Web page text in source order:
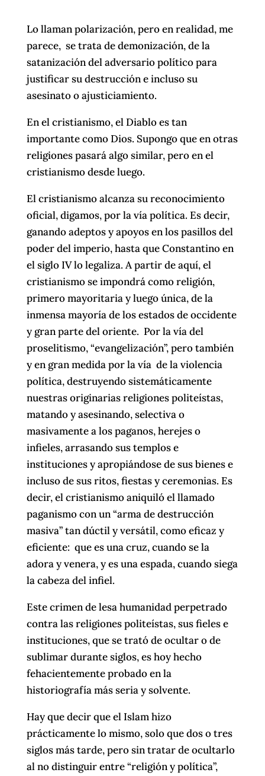
Lo llaman polarización, pero en realidad, me
parece, se trata de demonización, de la
satanización del adversario político para
justificar su destrucción e incluso su
asesinato o ajusticiamiento.
En el cristianismo, el Diablo es tan
importante como Dios. Supongo que en otras
religiones pasará algo similar, pero en el
cristianismo desde luego.
El cristianismo alcanza su reconocimiento
oficial, digamos, por la vía política. Es decir,
ganando adeptos y apoyos en los pasillos del
poder del imperio, hasta que Constantino en
el siglo IV lo legaliza. A partir de aquí, el
cristianismo se impondrá como religión,
primero mayoritaria y luego única, de la
inmensa mayoría de los estados de occidente
y gran parte del oriente. Por la vía del
proselitismo, “evangelización”, pero también
y en gran medida por la vía de la violencia
política, destruyendo sistemáticamente
nuestras originarias religiones politeístas,
matando y asesinando, selectiva o
masivamente a los paganos, herejes o
infieles, arrasando sus templos e
instituciones y apropiándose de sus bienes e
incluso de sus ritos, fiestas y ceremonias. Es
decir, el cristianismo aniquiló el llamado
paganismo con un “arma de destrucción
masiva” tan dúctil y versátil, como eficaz y
eficiente: que es una cruz, cuando se la
adora y venera, y es una espada, cuando siega
la cabeza del infiel.
Este crimen de lesa humanidad perpetrado
contra las religiones politeístas, sus fieles e
instituciones, que se trató de ocultar o de
sublimar durante siglos, es hoy hecho
fehacientemente probado en la
historiografía más seria y solvente.
Hay que decir que el Islam hizo
prácticamente lo mismo, solo que dos o tres
siglos más tarde, pero sin tratar de ocultarlo
al no distinguir entre “religión y política”,